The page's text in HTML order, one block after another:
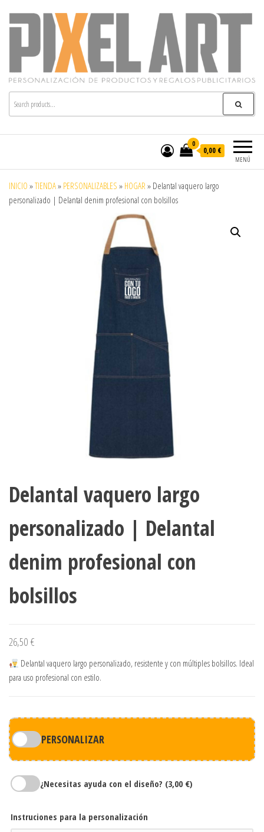
Pixelart
Especialistas en textil publicitario y regalos
personalizados en móstoles
MENÚ
0
0,00 €
INICIO »TIENDA» PERSONALIZABLES » HOGAR » Delantal vaquero largo
personalizado | Delantal denim profesional con bolsillos
Delantal vaquero largo
personalizado | Delantal
denim profesional con
bolsillos
26,50 €
Delantal vaquero largo personalizado, resistente y con múltiples bolsillos. Ideal
para uso profesional con estilo.
PERSONALIZAR
¿Necesitas ayuda con el diseño? (3,00 €)
Instruciones para la personalización